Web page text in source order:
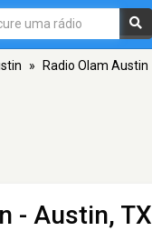
» Radio Olam Austin
- Austin, TX